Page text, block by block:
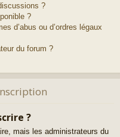
?
?
d’abus ou d’ordres légaux
du forum ?
?
mais les administrateurs du